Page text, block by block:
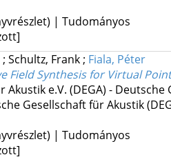
| Tudományos
; Schultz, Frank; Fiala, Péter
Field Synthesis for Virtual
e.V. (DEGA) - Deutsche
Gesellschaft für Akustik
| Tudományos